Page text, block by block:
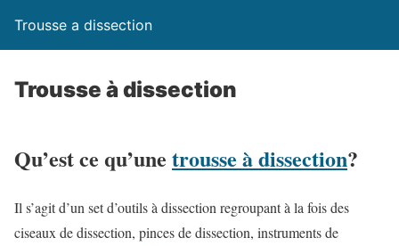
Trousse a dissection
Trousse à dissection
Qu’est ce qu’une trousse à dissection?
Il s’agit d’un set d’outils à dissection regroupant à la fois des
ciseaux de dissection, pinces de dissection, instruments de